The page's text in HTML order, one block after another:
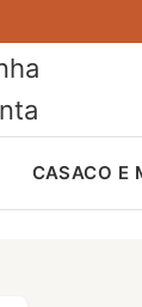
CASACO E